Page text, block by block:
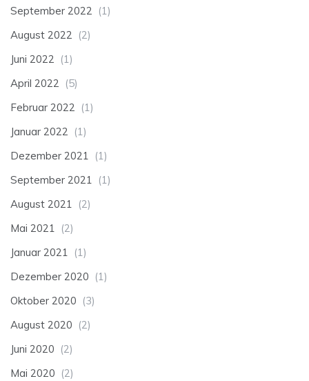
September 2022 (1)
August 2022 (2)
Juni 2022 (1)
April 2022 (5)
Februar 2022 (1)
Januar 2022 (1)
Dezember 2021 (1)
September 2021 (1)
August 2021 (2)
Mai 2021 (2)
Januar 2021 (1)
Dezember 2020 (1)
Oktober 2020 (3)
August 2020 (2)
Juni 2020 (2)
Mai 2020 (2)